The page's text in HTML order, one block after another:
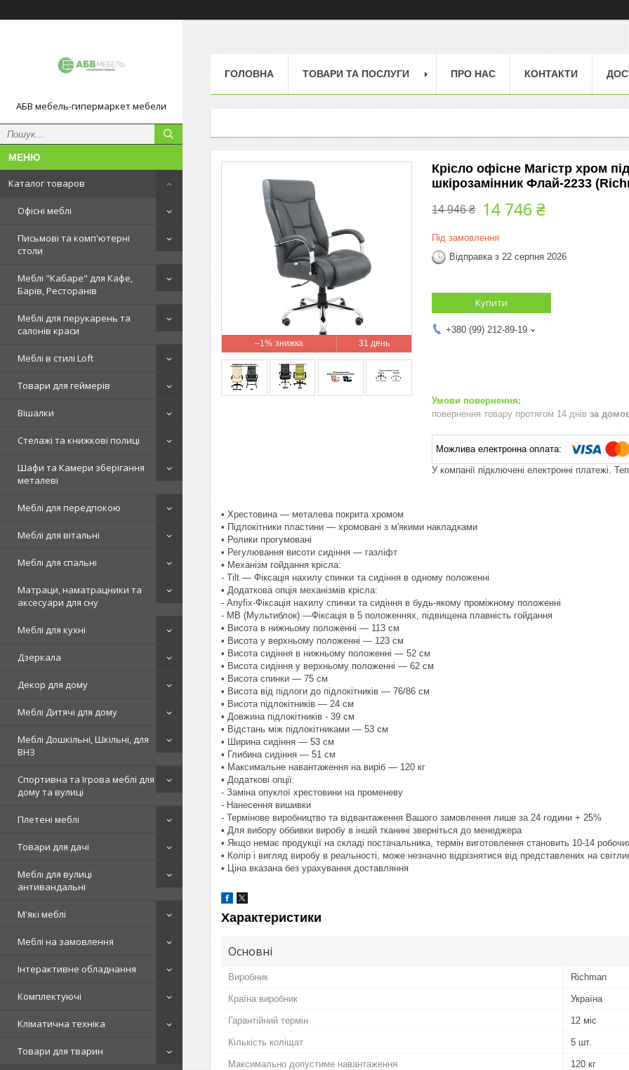
АБВ мебель-гипермаркет мебели
Каталог товаров
Офісні меблі
Письмові та комп'ютерні
столи
Меблі "Кабаре" для Кафе,
Барів, Ресторанів
Меблі для перукарень та
салонів краси
Меблі в стилі Loft
Товари для геймерів
Вішалки
Стелажі та книжкові полиці
Шафи та Камери зберігання
металеві
Меблі для передпокою
Меблі для вітальні
Меблі для спальні
Матраци, наматрацники та
аксесуари для сну
Меблі для кухні
Дзеркала
Декор для дому
Меблі Дитячі для дому
Меблі Дошкільні, Шкільні, для
ВНЗ
Спортивна та Ігрова меблі для
дому та вулиці
Плетені меблі
Товари для дачі
Меблі для вулиці
антивандальні
М'які меблі
Меблі на замовлення
Інтерактивне обладнання
Комплектуючі
Кліматична техніка
Товари для тварин
ГОЛОВНА ТОВАРИ ТА ПОСЛУГИ ПРО НАС КОНТАКТИ
–1% 31 день
Крісло офісне Магістр хром
шкірозамінник Флай-2233
14 946 ₴ 14 746 ₴
Під замовлення
Відправка з 22 серпня 2026
Купити
+380 (99) 212-89-19
повернення товару протягом 14 днів за
У компанії підключені електронні платежі.
• Хрестовина — металева покрита хромом
• Підлокітники пластини — хромовані з м'якими накладками
• Ролики прогумовані
• Регулювання висоти сидіння — газліфт
• Механізм гойдання крісла:
- Tilt — Фіксація нахилу спинки та сидіння в одному положенні
• Додаткова опція механізмів крісла:
- Anyfix-Фіксація нахилу спинки та сидіння в будь-якому проміжному положенні
- МВ (Мультиблок) —Фіксація в 5 положеннях, підвищена плавність гойдання
• Висота в нижньому положенні — 113 см
• Висота у верхньому положенні — 123 см
• Висота сидіння в нижньому положенні — 52 см
• Висота сидіння у верхньому положенні — 62 см
• Висота спинки — 75 см
• Висота від підлоги до підлокітників — 76/86 см
• Висота підлокітників — 24 см
• Довжина підлокітників - 39 см
• Відстань між підлокітниками — 53 см
• Ширина сидіння — 53 см
• Глибина сидіння — 51 см
• Максимальне навантаження на виріб — 120 кг
• Додаткові опції:
- Заміна опуклої хрестовини на променеву
- Нанесення вишивки
- Термінове виробництво та відвантаження Вашого замовлення лише за 24 години + 25%
• Для вибору оббивки виробу в іншій тканині зверніться до менеджера
• Якщо немає продукції на складі постачальника, термін виготовлення становить 10-14
• Колір і вигляд виробу в реальності, може незначно відрізнятися від представлених на
• Ціна вказана без урахування доставляння
Характеристики
Основні
Виробник Richman
Країна виробник Україна
Гарантійний термін 12 міс
Кількість коліщат 5 шт.
Максимально допустиме навантаження 120 кг